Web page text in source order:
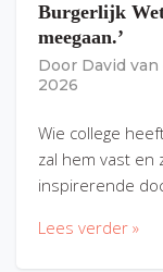
Burgerlijk
meegaan.’
Door David van
2026
Wie college
zal hem vast en
inspirerende
Lees verder »